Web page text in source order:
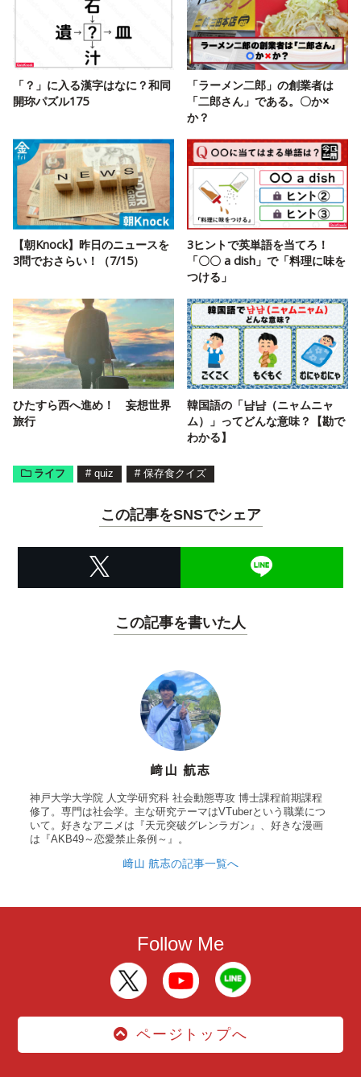
「？」に入る漢字はなに？和同
開珎パズル175
「ラーメン二郎」の創業者は
「二郎さん」である。〇か×
か？
【朝Knock】昨日のニュースを
3問でおさらい！（7/15）
3ヒントで英単語を当てろ！
「〇〇 a dish」で「料理に味を
つける」
ひたすら西へ進め！ 妄想世界
旅行
韓国語の「냠냠（ニャムニャ
ム）」ってどんな意味？【勘で
わかる】
ライフ # quiz # 保存食クイズ
この記事をSNSでシェア
この記事を書いた人
﨑山 航志
神戸大学大学院 人文学研究科 社会動態専攻 博士課程前期課程
修了。専門は社会学。主な研究テーマはVTuberという職業につ
いて。好きなアニメは『天元突破グレンラガン』、好きな漫画
は『AKB49～恋愛禁止条例～』。
﨑山 航志の記事一覧へ
Follow Me
ページトップへ